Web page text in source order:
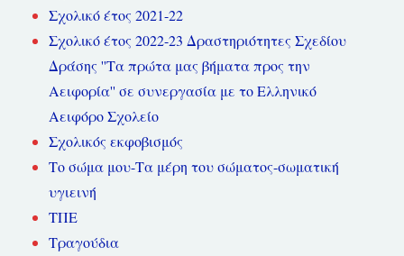
Σχολικό έτος 2021-22
Σχολικό έτος 2022-23 Δραστηριότητες Σχεδίου
Δράσης ''Τα πρώτα μας βήματα προς την
Αειφορία'' σε συνεργασία με το Ελληνικό
Αειφόρο Σχολείο
Σχολικός εκφοβισμός
Το σώμα μου-Τα μέρη του σώματος-σωματική
υγιεινή
ΤΠΕ
Τραγούδια